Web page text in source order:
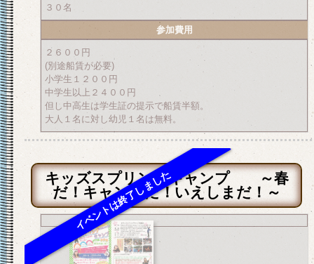
３０名
参加費用
２６００円
(別途船賃が必要)
小学生１２００円
中学生以上２４００円
但し中高生は学生証の提示で船賃半額。
大人１名に対し幼児１名は無料。
キッズスプリングキャンプ ～春
だ！キャンプだ！いえしまだ！～